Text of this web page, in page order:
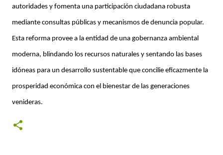
autoridades y fomenta una participación ciudadana robusta
mediante consultas públicas y mecanismos de denuncia popular.
Esta reforma provee a la entidad de una gobernanza ambiental
moderna, blindando los recursos naturales y sentando las bases
idóneas para un desarrollo sustentable que concilie eficazmente la
prosperidad económica con el bienestar de las generaciones
venideras.